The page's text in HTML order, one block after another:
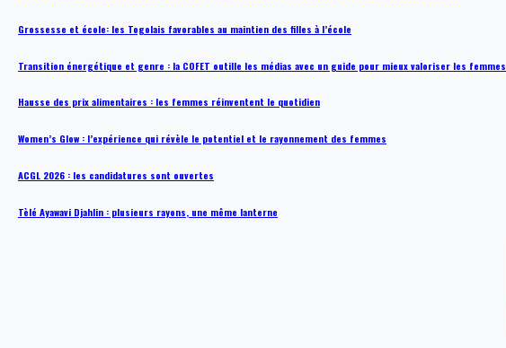
Grossesse et école: les Togolais favorables au maintien des filles à l’école
Transition énergétique et genre : la COFET outille les médias avec un guide pour mieux valoriser les femmes
Hausse des prix alimentaires : les femmes réinventent le quotidien
Women’s Glow : l’expérience qui révèle le potentiel et le rayonnement des femmes
ACGL 2026 : les candidatures sont ouvertes
Tèlé Ayawavi Djahlin : plusieurs rayons, une même lanterne